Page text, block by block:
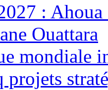
:
Ouattara
mondiale
projets